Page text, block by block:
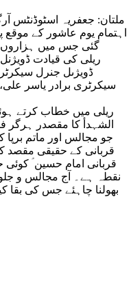
ملتان: جعفریہ اسٹوڈنٹس
اہتمام یوم عاشور کے
گئی جس میں ہزاروں
ریلی کی قیادت
ڈویژںل جنرل
سیکرٹری برادر یاسر
ریلی میں خطاب کرتے
الشہدأ کا مقصدر ہرگر
جو مجالس اور ماتم
قربانی کے حقیقی مقصد کو
قربانی امام حسین ؑ کوئی
نقطہ ہے۔ آج مجالس و
بھولنا چاہئے جس کی بقا